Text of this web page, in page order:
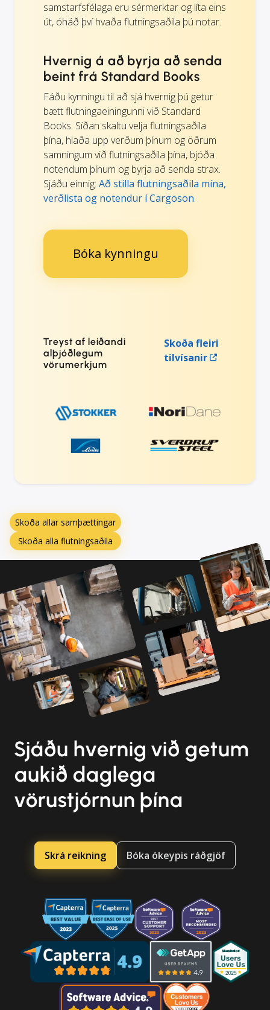
samstarfsfélaga eru sérmerktar og líta eins
út, óháð því hvaða flutningsaðila þú notar.
Hvernig á að byrja að senda
beint frá Standard Books
Fáðu kynningu til að sjá hvernig þú getur
bætt flutningaeiningunni við Standard
Books. Síðan skaltu velja flutningsaðila
þína, hlaða upp verðum þínum og öðrum
samningum við flutningsaðila þína, bjóða
notendum þínum og byrja að senda strax.
Sjáðu einnig: Að stilla flutningsaðila mína,
verðlista og notendur í Cargoson.
Bóka kynningu
Treyst af leiðandi
alþjóðlegum
vörumerkjum
Skoða fleiri
tilvísanir
Skoða allar samþættingar
Skoða alla flutningsaðila
Sjáðu hvernig við getum
aukið daglega
vörustjórnun þína
Skrá reikning Bóka ókeypis ráðgjöf